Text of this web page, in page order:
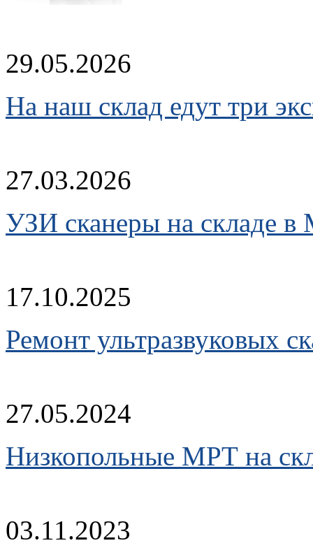
29.05.2026
На наш склад едут три
27.03.2026
УЗИ сканеры на складе в
17.10.2025
Ремонт ультразвуковых
27.05.2024
Низкопольные МРТ на
03.11.2023